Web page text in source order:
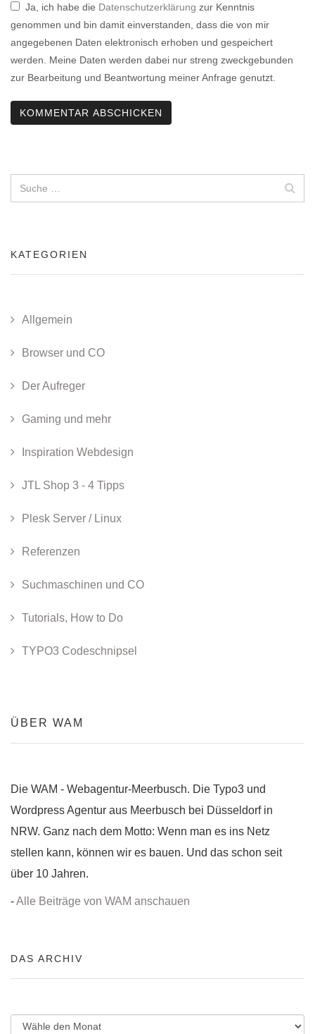
Ja, ich habe die Datenschutzerklärung zur Kenntnis
genommen und bin damit einverstanden, dass die von mir
angegebenen Daten elektronisch erhoben und gespeichert
werden. Meine Daten werden dabei nur streng zweckgebunden
zur Bearbeitung und Beantwortung meiner Anfrage genutzt.
KATEGORIEN
Allgemein
Browser und CO
Der Aufreger
Gaming und mehr
Inspiration Webdesign
JTL Shop 3 - 4 Tipps
Plesk Server / Linux
Referenzen
Suchmaschinen und CO
Tutorials, How to Do
TYPO3 Codeschnipsel
ÜBER WAM
Die WAM - Webagentur-Meerbusch. Die Typo3 und
Wordpress Agentur aus Meerbusch bei Düsseldorf in
NRW. Ganz nach dem Motto: Wenn man es ins Netz
stellen kann, können wir es bauen. Und das schon seit
über 10 Jahren.
-Alle Beiträge von WAM anschauen
DAS ARCHIV